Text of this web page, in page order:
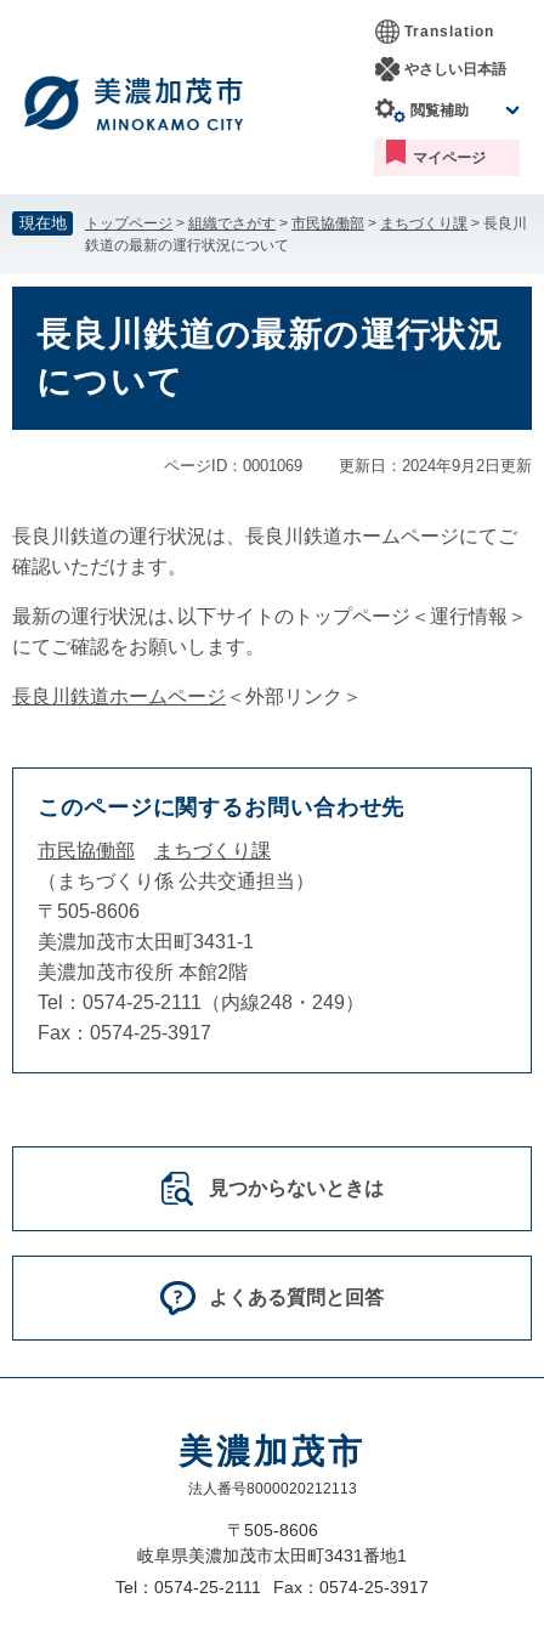
す。
し
て
本
へ
Translation
やさしい日本語
閲覧補助
マイページ
現在地 トップページ > 組織でさがす > 市民協働部 > まちづくり課 > 長良川
鉄道の最新の運行状況について
長良川鉄道の最新の運行状況
について
ページID：0001069 更新日：2024年9月2日更新
長良川鉄道の運行状況は、長良川鉄道ホームページにてご
確認いただけます。
最新の運行状況は､以下サイトのトップページ＜運行情報＞
にてご確認をお願いします。
長良川鉄道ホームページ ＜外部リンク＞
このページに関するお問い合わせ先
市民協働部
まちづくり課
まちづくり係 公共交通担当
〒505-8606
美濃加茂市太田町3431-1
美濃加茂市役所 本館2階
Tel：0574-25-2111（内線248・249）
Fax：0574-25-3917
見つからないときは
よくある質問と回答
美濃加茂市
法人番号8000020212113
〒505-8606
岐阜県美濃加茂市太田町3431番地1
Tel：0574-25-2111
Fax：0574-25-3917